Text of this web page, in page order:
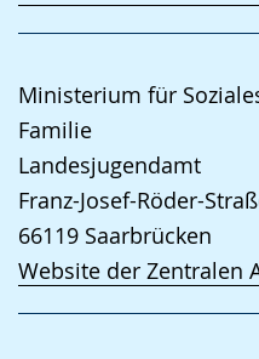
Ministerium für
Familie
Landesjugendamt
Franz-Josef-Röder-
66119 Saarbrücken
Website der Zentralen